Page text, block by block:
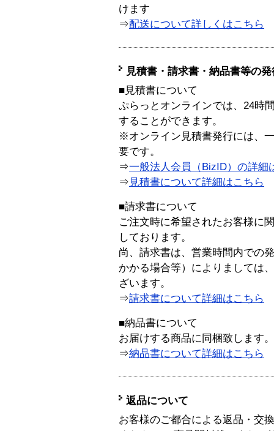
けます
⇒配送について詳しくはこちら
見積書・請求書・納品書等の
■見積書について
ぷらっとオンラインでは、24時
することができます。
※オンライン見積書発行には、
要です。
⇒一般法人会員（BizID）の詳細
⇒ 見積書について詳細はこちら
■請求書について
ご注文時に希望されたお客様に
しております。
尚、請求書は、営業時間内での
かかる場合等）によりましては
ざいます。
⇒請求書について詳細はこちら
■納品書について
お届けする商品に同梱致します。
⇒納品書について詳細はこちら
返品について
お客様のご都合による返品・交